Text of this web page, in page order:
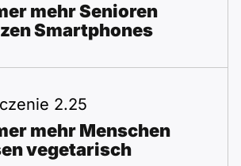
mehr Senioren
Smartphones
2.25
mehr Menschen
vegetarisch